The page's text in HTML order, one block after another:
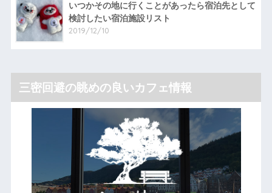
いつかその地に行くことがあったら宿泊先として
検討したい宿泊施設リスト
2019/12/10
三密回避の眺めの良いカフェ情報